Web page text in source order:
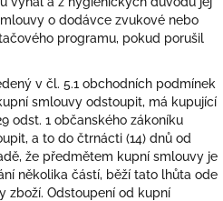
o dodávce zvukové nebo
programu, pokud porušil
v čl. 5.1 obchodních podmínek
smlouvy odstoupit, má kupující
odst. 1 občanského zákoníku
a to do čtrnácti (14) dnů od
že předmětem kupní smlouvy je
několika částí, běží tato lhůta ode
zboží. Odstoupení od kupní